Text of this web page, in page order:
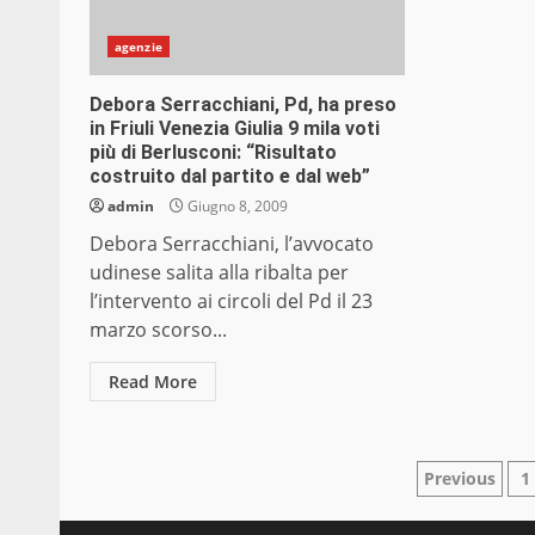
agenzie
Debora Serracchiani, Pd, ha preso
in Friuli Venezia Giulia 9 mila voti
più di Berlusconi: “Risultato
costruito dal partito e dal web”
admin Giugno 8, 2009
Debora Serracchiani, l’avvocato
udinese salita alla ribalta per
l’intervento ai circoli del Pd il 23
marzo scorso...
Read More
Previous 1